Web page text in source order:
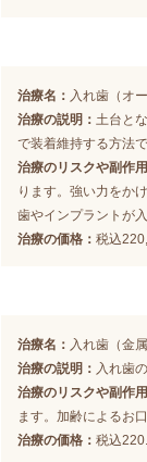
治療名： 入れ歯（オ
治療の説明： 土台と
で装着維持する方法で
治療のリスクや副作用
ります。 強い力をか
歯やインプラントが
治療の価格： 税込
治療名： 入れ歯（金
治療の説明： 入れ歯
治療のリスクや副作用
ます。 加齢によるお
治療の価格： 税込